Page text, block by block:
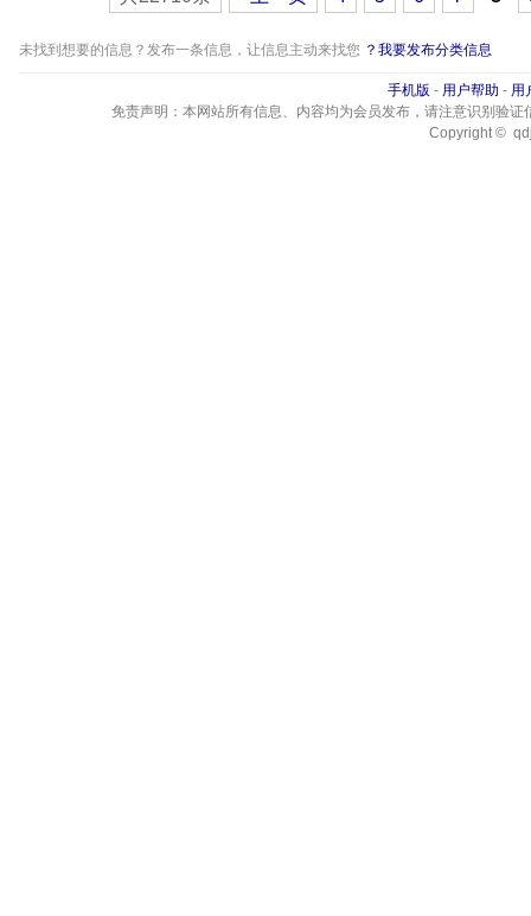
未找到想要的信息？发布一条信息，让信息主动来找您 ？我要发布分类信息
手机版 - 用户帮助 - 用
免责声明：本网站所有信息、内容均为会员发布，请注意识别验
Copyright ©